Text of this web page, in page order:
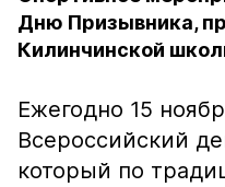
Дню Призывника,
Килинчинской
Ежегодно 15
Всероссийский
который по